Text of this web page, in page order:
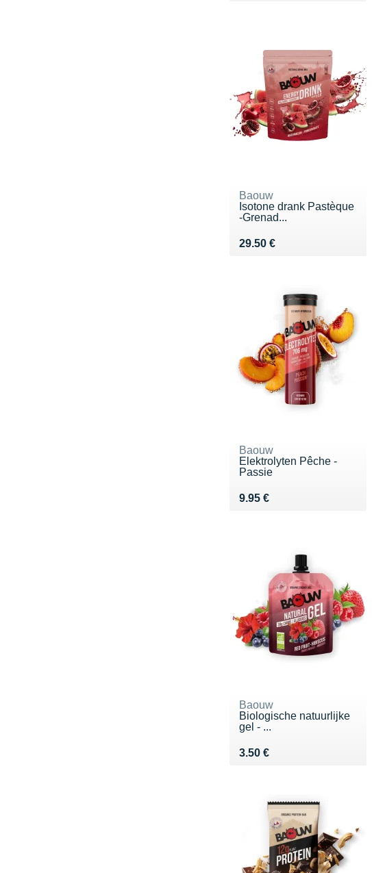
Baouw
Isotone drank Pastèque
-Grenad...
29.50 €
Vendu 29.50 €
Baouw
Elektrolyten Pêche -
Passie
9.95 €
Vendu 9.95 €
Baouw
Biologische natuurlijke
gel - ...
3.50 €
Vendu 3.50 €